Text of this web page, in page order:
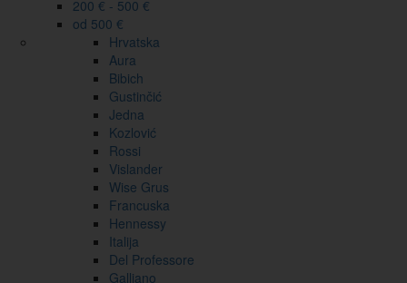
200 € - 500 €
od 500 €
Hrvatska
Aura
Bibich
Gustinčić
Jedna
Kozlović
Rossi
Vislander
Wise Grus
Francuska
Hennessy
Italija
Del Professore
Galliano